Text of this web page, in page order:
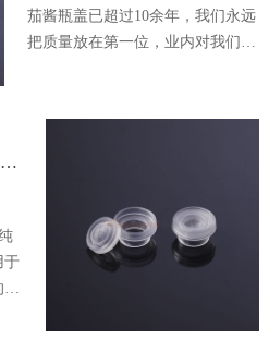
茄酱瓶盖已超过10余年，我们永远
把质量放在第一位，业内对我们硅
合和硅塑的硅胶阀番茄酱瓶盖评价
于